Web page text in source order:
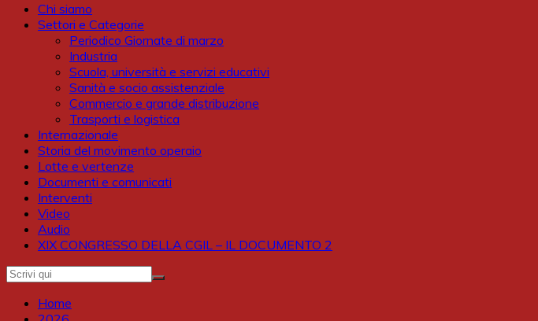
Chi siamo
Settori e Categorie
Periodico Giornate di marzo
Industria
Scuola, università e servizi educativi
Sanità e socio assistenziale
Commercio e grande distribuzione
Trasporti e logistica
Internazionale
Storia del movimento operaio
Lotte e vertenze
Documenti e comunicati
Interventi
Video
Audio
XIX CONGRESSO DELLA CGIL – IL DOCUMENTO 2
Home